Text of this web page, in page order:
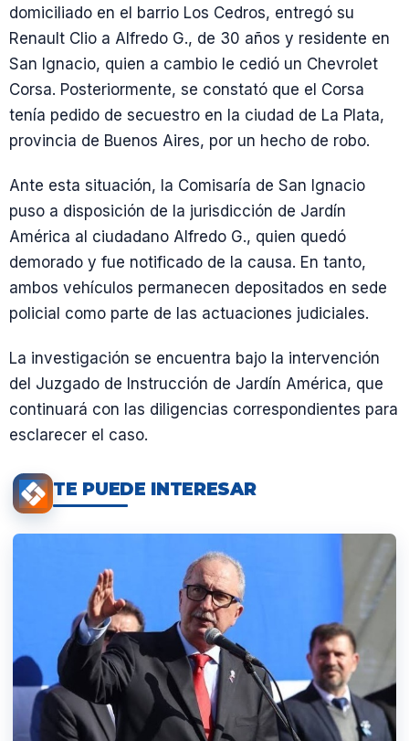
domiciliado en el barrio Los Cedros, entregó su
Renault Clio a Alfredo G., de 30 años y residente en
San Ignacio, quien a cambio le cedió un Chevrolet
Corsa. Posteriormente, se constató que el Corsa
tenía pedido de secuestro en la ciudad de La Plata,
provincia de Buenos Aires, por un hecho de robo.
Ante esta situación, la Comisaría de San Ignacio
puso a disposición de la jurisdicción de Jardín
América al ciudadano Alfredo G., quien quedó
demorado y fue notificado de la causa. En tanto,
ambos vehículos permanecen depositados en sede
policial como parte de las actuaciones judiciales.
La investigación se encuentra bajo la intervención
del Juzgado de Instrucción de Jardín América, que
continuará con las diligencias correspondientes para
esclarecer el caso.
TE PUEDE INTERESAR